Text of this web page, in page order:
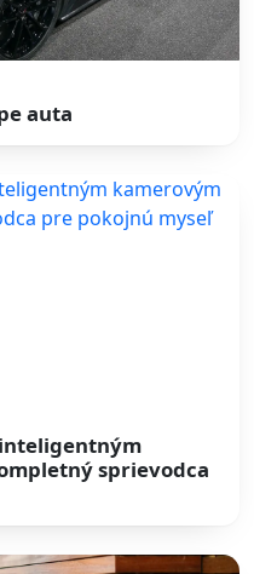
auta
inteligentným
sprievodca